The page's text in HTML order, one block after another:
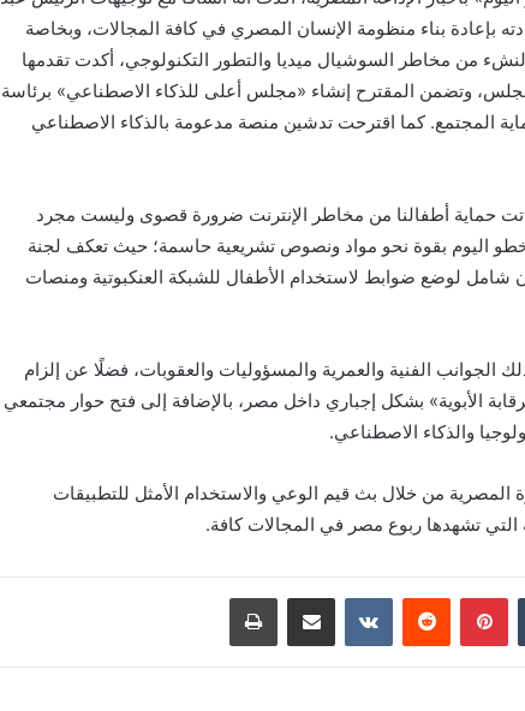
بإعادة بناء منظومة الإنسان المصري في كافة المجالات، وبخاصة
من مخاطر السوشيال ميديا والتطور التكنولوجي، أكدت تقدمها
وتضمن المقترح إنشاء «مجلس أعلى للذكاء الاصطناعي» برئاسة
المجتمع. كما اقترحت تدشين منصة مدعومة بالذكاء الاصطناعي
حماية أطفالنا من مخاطر الإنترنت ضرورة قصوى وليست مجرد
اليوم بقوة نحو مواد ونصوص تشريعية حاسمة؛ حيث تعكف لجنة
شامل لوضع ضوابط لاستخدام الأطفال للشبكة العنكبوتية ومنصات
الفنية والعمرية والمسؤوليات والعقوبات، فضلًا عن إلزام
الأبوية» بشكل إجباري داخل مصر، بالإضافة إلى فتح حوار مجتمعي
والذكاء الاصطناعي.
المصرية من خلال بث قيم الوعي والاستخدام الأمثل للتطبيقات
التي تشهدها ربوع مصر في المجالات كافة.
بينتيريست